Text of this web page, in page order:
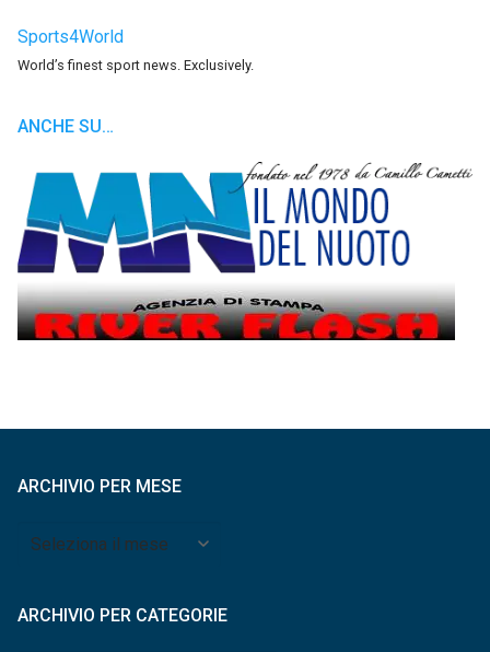
Sports4World
World’s finest sport news. Exclusively.
ANCHE SU…
ARCHIVIO PER MESE
Archivio
ARCHIVIO PER CATEGORIE